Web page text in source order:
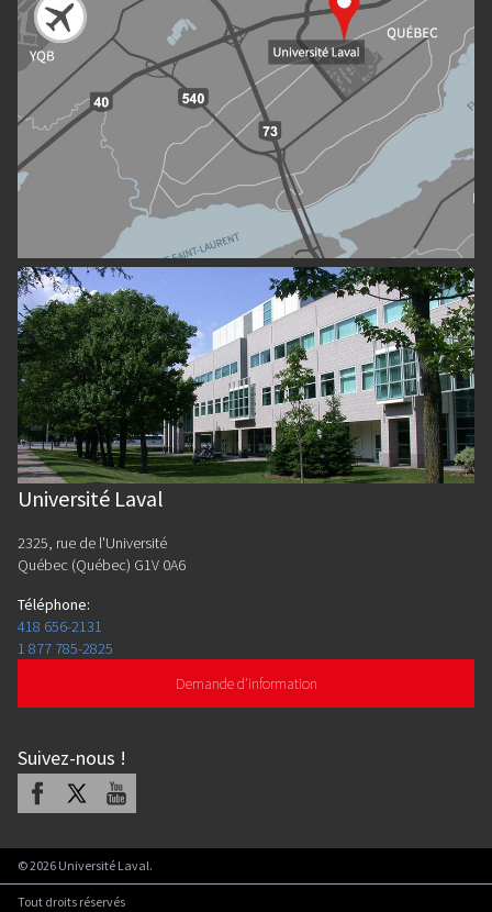
Université Laval
2325, rue de l'Université
Québec (Québec) G1V 0A6
Téléphone:
418 656-2131
1 877 785-2825
Demande d'information
Suivez-nous !
Facebook Youtube
©2026 Université Laval.
Tout droits réservés